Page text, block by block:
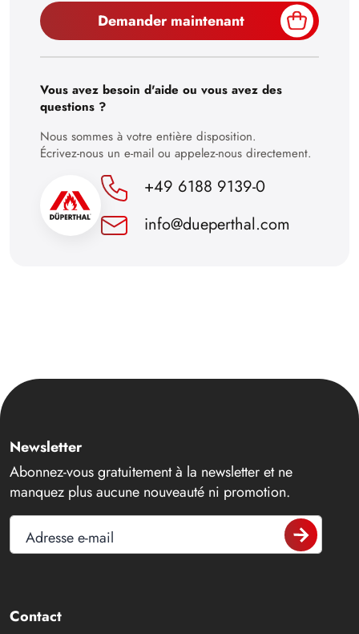
Demander maintenant
Vous avez besoin d'aide ou vous avez des
questions ?
Nous sommes à votre entière disposition.
Écrivez-nous un e-mail ou appelez-nous directement.
+49 6188 9139-0
info@dueperthal.com
Newsletter
Abonnez-vous gratuitement à la newsletter et ne
manquez plus aucune nouveauté ni promotion.
Adresse e-mail
Contact